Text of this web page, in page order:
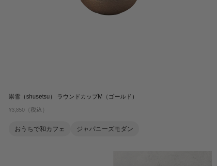
崇雪（shusetsu） ラウンドカップM（ゴールド）
¥3,850（税込）
おうちで和カフェ ジャパニーズモダン